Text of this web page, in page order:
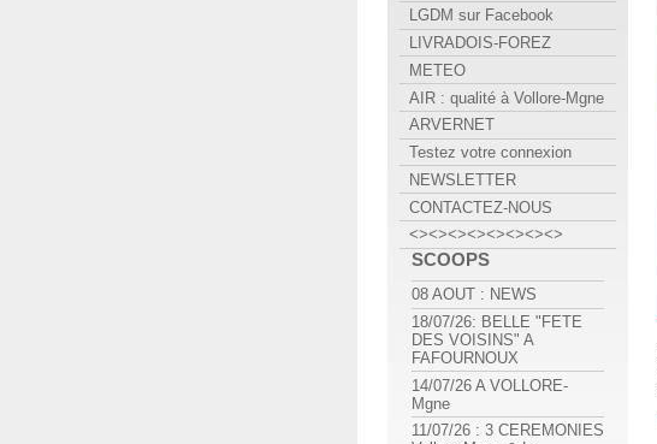
LGDM sur Facebook
LIVRADOIS-FOREZ
METEO
AIR : qualité à Vollore-Mgne
ARVERNET
Testez votre connexion
NEWSLETTER
CONTACTEZ-NOUS
<><><><><><><><>
SCOOPS
08 AOUT : NEWS
18/07/26: BELLE "FETE
DES VOISINS" A
FAFOURNOUX
14/07/26 A VOLLORE-
Mgne
11/07/26 : 3 CEREMONIES